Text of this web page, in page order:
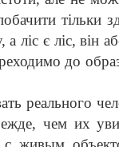
тільки
ліс є ліс, він
до
реального
чем их